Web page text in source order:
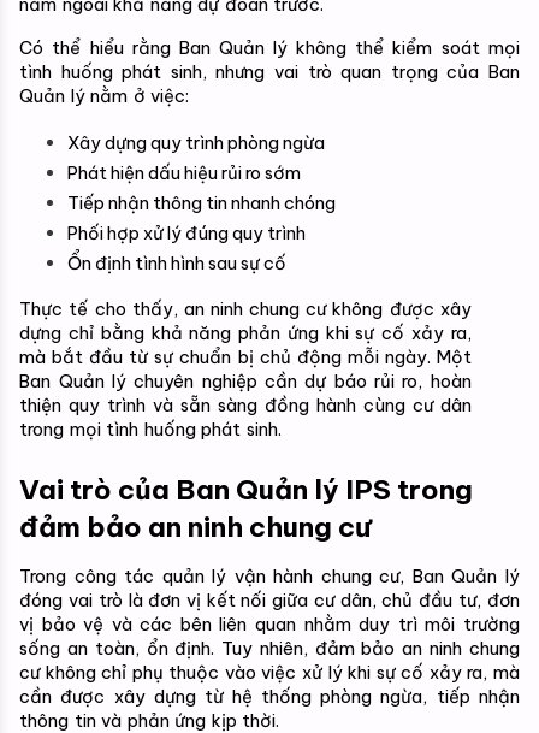
Có thể hiểu rằng Ban Quản lý không thể kiểm soát mọi
tình huống phát sinh, nhưng vai trò quan trọng của Ban
Quản lý nằm ở việc:
Xây dựng quy trình phòng ngừa
Phát hiện dấu hiệu rủi ro sớm
Tiếp nhận thông tin nhanh chóng
Phối hợp xử lý đúng quy trình
Ổn định tình hình sau sự cố
Thực tế cho thấy, an ninh chung cư không được xây
dựng chỉ bằng khả năng phản ứng khi sự cố xảy ra,
mà bắt đầu từ sự chuẩn bị chủ động mỗi ngày. Một
Ban Quản lý chuyên nghiệp cần dự báo rủi ro, hoàn
thiện quy trình và sẵn sàng đồng hành cùng cư dân
trong mọi tình huống phát sinh.
Vai trò của Ban Quản lý IPS trong
đảm bảo an ninh chung cư
Trong công tác quản lý vận hành chung cư, Ban Quản lý
đóng vai trò là đơn vị kết nối giữa cư dân, chủ đầu tư, đơn
vị bảo vệ và các bên liên quan nhằm duy trì môi trường
sống an toàn, ổn định. Tuy nhiên, đảm bảo an ninh chung
cư không chỉ phụ thuộc vào việc xử lý khi sự cố xảy ra, mà
cần được xây dựng từ hệ thống phòng ngừa, tiếp nhận
thông tin và phản ứng kịp thời.